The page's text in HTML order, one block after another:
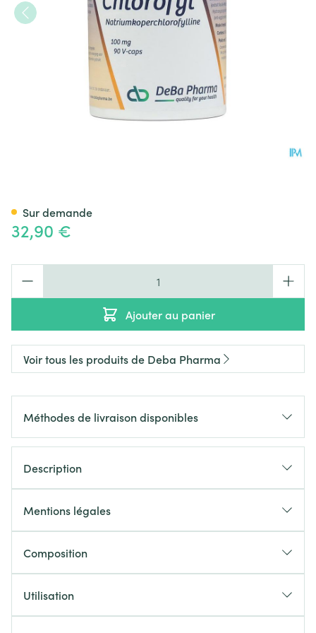
32,90 €
Ajouter au panier
Sur demande
Voir tous les produits de Deba Pharma
Méthodes de livraison disponibles
Description
Mentions légales
Composition
Utilisation